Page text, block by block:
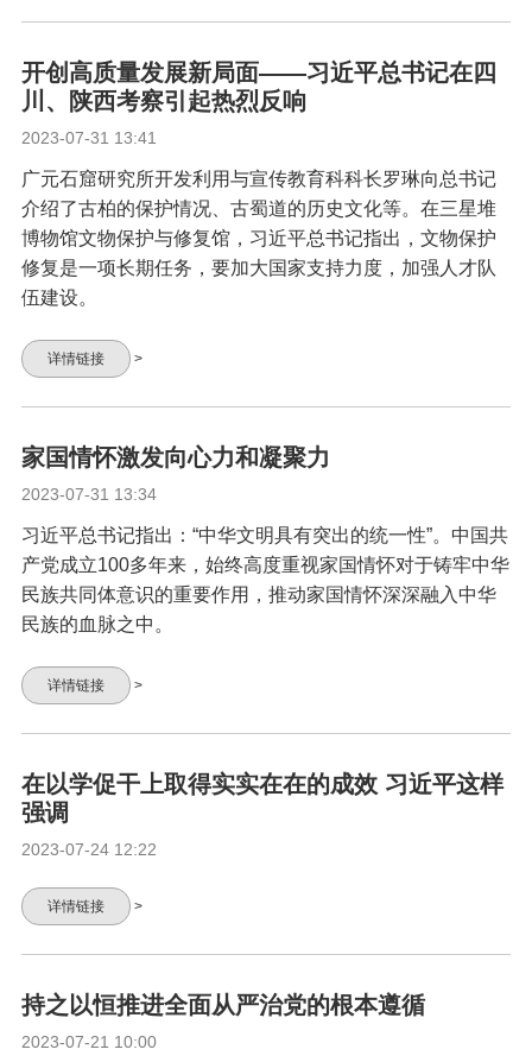
开创高质量发展新局面——习近平总书记在四
川、陕西考察引起热烈反响
2023-07-31 13:41
广元石窟研究所开发利用与宣传教育科科长罗琳向总书记
介绍了古柏的保护情况、古蜀道的历史文化等。在三星堆
博物馆文物保护与修复馆，习近平总书记指出，文物保护
修复是一项长期任务，要加大国家支持力度，加强人才队
伍建设。
详情链接 >
家国情怀激发向心力和凝聚力
2023-07-31 13:34
习近平总书记指出：“中华文明具有突出的统一性”。中国共
产党成立100多年来，始终高度重视家国情怀对于铸牢中华
民族共同体意识的重要作用，推动家国情怀深深融入中华
民族的血脉之中。
详情链接 >
在以学促干上取得实实在在的成效 习近平这样
强调
2023-07-24 12:22
详情链接 >
持之以恒推进全面从严治党的根本遵循
2023-07-21 10:00